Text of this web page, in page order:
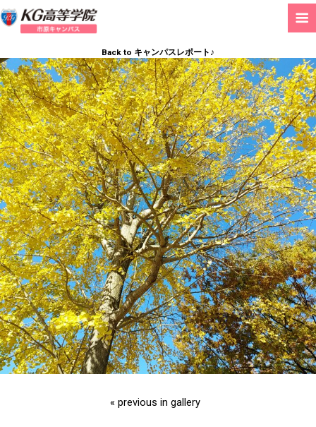
Back to キャンパスレポート♪
« previous in gallery